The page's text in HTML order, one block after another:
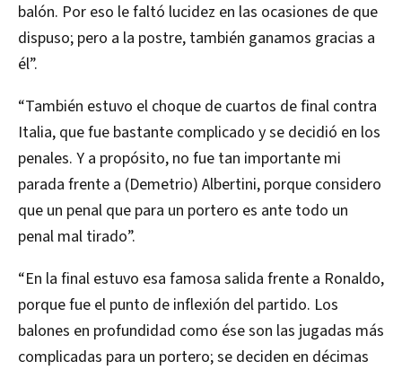
balón. Por eso le faltó lucidez en las ocasiones de que
dispuso; pero a la postre, también ganamos gracias a
él”.
“También estuvo el choque de cuartos de final contra
Italia, que fue bastante complicado y se decidió en los
penales. Y a propósito, no fue tan importante mi
parada frente a (Demetrio) Albertini, porque considero
que un penal que para un portero es ante todo un
penal mal tirado”.
“En la final estuvo esa famosa salida frente a Ronaldo,
porque fue el punto de inflexión del partido. Los
balones en profundidad como ése son las jugadas más
complicadas para un portero; se deciden en décimas